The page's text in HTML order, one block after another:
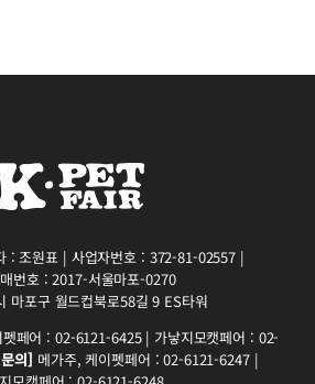
: 조원표 | 사업자번호 : 372-81-02557 |
번호 : 2017-서울마포-0270
마포구 월드컵북로58길 9 ES타워
펫페어 : 02-6121-6425 | 가낳지모캣페어 : 02-
의] 메가주, 케이펫페어 : 02-6121-6247 |